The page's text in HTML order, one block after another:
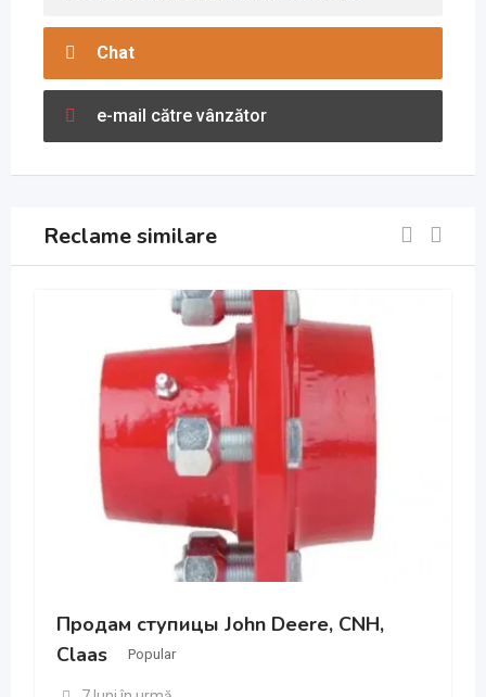
Chat
e-mail către vânzător
Reclame similare
Продам ступицы John Deere, CNH,
Claas
Popular